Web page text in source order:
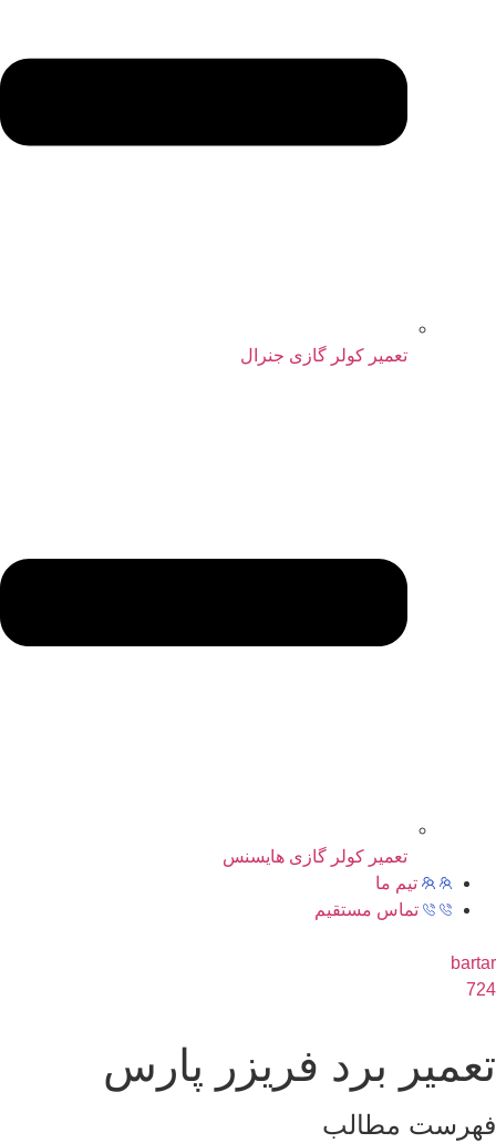
تعمیر کولر گازی جنرال
تعمیر کولر گازی هایسنس
تیم ما
تماس مستقیم
bartar
724
تعمیر برد فریزر پارس
فهرست مطالب